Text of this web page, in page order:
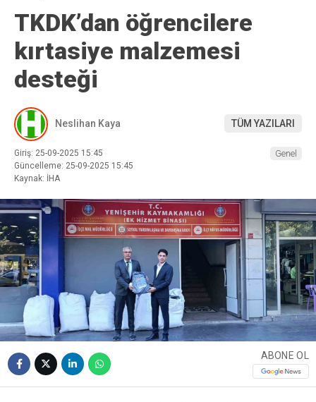
TKDK’dan öğrencilere
kırtasiye malzemesi
desteği
Neslihan Kaya TÜM YAZILARI
Giriş: 25-09-2025 15:45
Güncelleme: 25-09-2025 15:45
Kaynak: İHA
Genel
ABONE OL